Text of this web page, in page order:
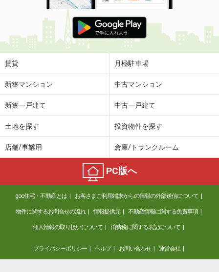
賃貸 月極駐車場
新築マンション 中古マンション
新築一戸建て 中古一戸建て
土地を探す 投資物件を探す
店舗/事業用 倉庫/トランクルーム
PC版へ
goo住宅・不動産とは お客さまご利用端末からの情報の外部送信について
物件に関するお問合せの流れ 情報提供元 不動産情報に関する免責事項
個人情報の取り扱いについて 消費税に関する表記について
プライバシーポリシー ヘルプ お問い合わせ 運営会社